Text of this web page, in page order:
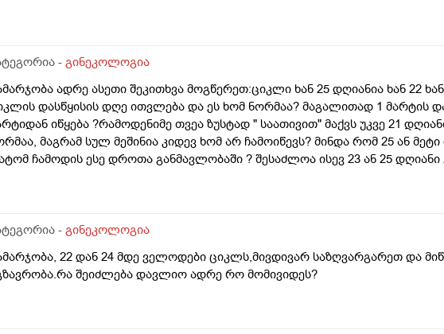
სანერვიულო.რითი შეიძლება უნდაცკვების სახით რომ ვმართო ციკლის
გასრანდა ახლა 21 დღიანზე 4 დღიანია.თქვენ მითხარით რომ
- გინეკოლოგია
ადრე ასეთი შეკითხვა მოგწერეთ:ციკლი ხან 25 დღიანია ხან 22
დასწყისის დღე ითვლება და ეს ხომ ნორმაა? მაგალითად 1 მარტის
იწყება ?რამოდენიმე თვეა ზუსტად " საათივით" მაქვს უკვე 21
მაგრამ სულ მეშინია კიდევ ხომ არ ჩამოიწევს? მინდა რომ 25 ან
ჩამოდის ესე დროთა განმავლობაში ? შესაძლოა ისევ 23 ან 25 დღიანი
სანერვიულო.რითი შეიძლება უნდაცკვების სახით რომ ვმართო ციკლის
- გინეკოლოგია
22 დან 24 მდე ველოდები ციკლს,მივდივარ საზღვარგარეთ და
შეიძლება დავლიო ადრე რო მომივიდეს?